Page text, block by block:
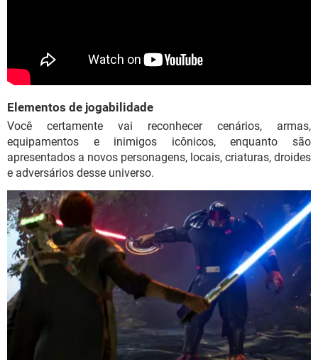
Elementos de jogabilidade
Você certamente vai reconhecer cenários, armas,
equipamentos e inimigos icônicos, enquanto são
apresentados a novos personagens, locais, criaturas, droides
e adversários desse universo.